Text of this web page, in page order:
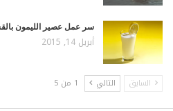
سر عمل عصير الليمون
أبريل 14, 2015
السابق التالي 1 من 5